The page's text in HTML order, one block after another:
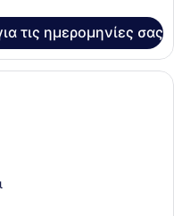
τις ημερομηνίες σας
Δωμάτιο | Γραφείο,